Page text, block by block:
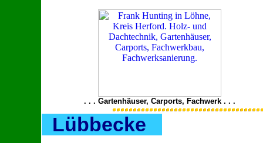
. . . Gartenhäuser, Carports, Fachwerk . . .
Lübbecke